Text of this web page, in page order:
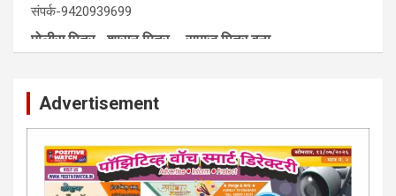
संपर्क-9420939699
कायदेशीर सल्ला या मार्गदर्शन पाहिजे. संपर्क साधा-
परिस्थितीनुसार तुम्ही जर आर्थिक, शैक्षणिक, सामाजिक समस्या, गुन्हेगारी,
शारीरीक त्रास, फसवणूक सारख्या प्रकरणात अडकला असाल, काेर्टाची
पायरी चढला असाल तर चिंता नकाे.. आम्ही मदत करू. मार्गदर्शन करू,
कायदेशीर सल्ला देऊ. - आजच संपर्क साधा- भारत साेनुले-8888207374
Advertisement